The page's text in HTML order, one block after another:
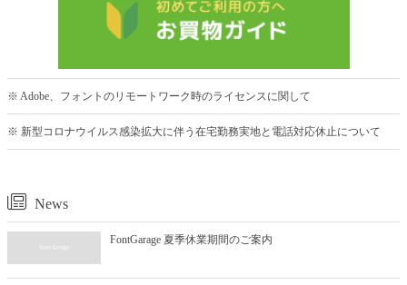
※ Adobe、フォントのリモートワーク時のライセンスに関して
※ 新型コロナウイルス感染拡大に伴う在宅勤務実地と電話対応休止について
News
FontGarage 夏季休業期間のご案内